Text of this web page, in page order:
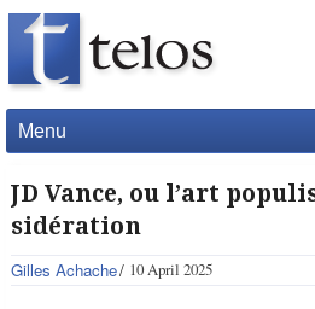
Menu
JD Vance, ou l’art
sidération
Gilles Achache 10 April 2025